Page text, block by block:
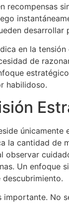
recompensas
en la
de
habilidoso.
la cantidad de
observar
Un enfoque
No